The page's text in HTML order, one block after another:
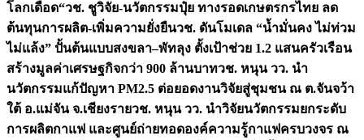
โลกเดือด“วช. ชูวิจัย-นวัตกรรมปุ๋ย ทางรอดเกษตรกรไทย ลด
ต้นทุนการผลิต-เพิ่มความยั่งยืนวช. ดันโมเดล “น้ำมั่นคง ไม่ท่วม
ไม่แล้ง” ปั้นต้นแบบสงขลา–พัทลุง ตั้งเป้าช่วย 1.2 แสนครัวเรือน
สร้างมูลค่าเศรษฐกิจกว่า 900 ล้านบาทวช. หนุน วว. นำ
นวัตกรรมแก้ปัญหา PM2.5 ต่อยอดงานวิจัยสู่ชุมชน ณ ต.จันจว้า
ใต้ อ.แม่จัน จ.เชียงรายวช. หนุน วว. นำวิจัยนวัตกรรมยกระดับ
การผลิตกาแฟ และศูนย์ถ่ายทอดองค์ความรู้กาแฟครบวงจร ณ